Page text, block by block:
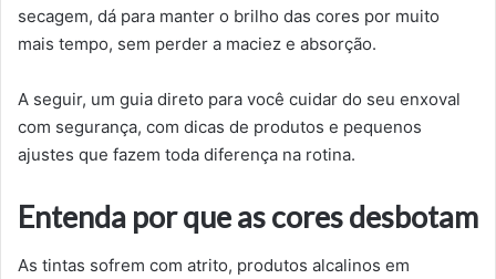
secagem, dá para manter o brilho das cores por muito
mais tempo, sem perder a maciez e absorção.
A seguir, um guia direto para você cuidar do seu enxoval
com segurança, com dicas de produtos e pequenos
ajustes que fazem toda diferença na rotina.
Entenda por que as cores desbotam
As tintas sofrem com atrito, produtos alcalinos em